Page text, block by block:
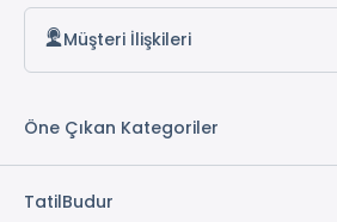
Su
Müstakil Bahçe
2 Adet Oda *
Müşteri İlişkileri
Öne Çıkan Kategoriler
TatilBudur